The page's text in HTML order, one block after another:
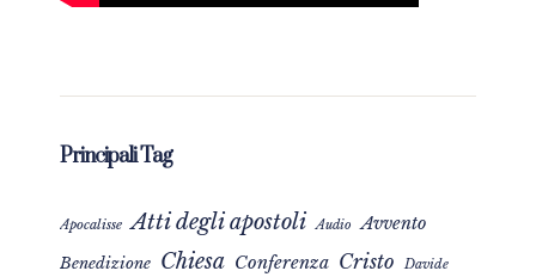
Principali Tag
Apocalisse Atti degli apostoli Audio Avvento
Benedizione Chiesa Conferenza Cristo Davide